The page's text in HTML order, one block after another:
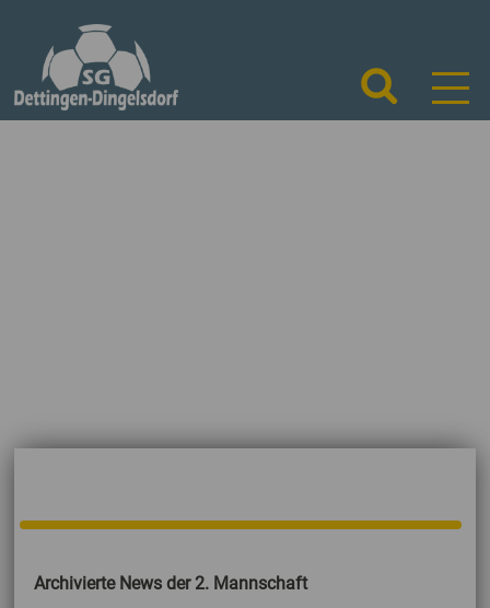
Archivierte News der 2. Mannschaft